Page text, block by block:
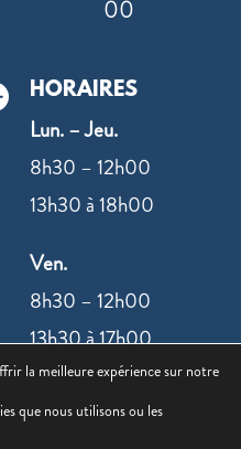
00
HORAIRES
Lun. – Jeu.
8h30 – 12h00
13h30 à 18h00
Ven.
8h30 – 12h00
13h30 à 17h00
NOUS
la meilleure expérience sur notre
que nous utilisons ou les